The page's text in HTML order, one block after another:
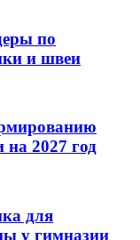
по
и швеи
на 2027 год
для
у гимназии